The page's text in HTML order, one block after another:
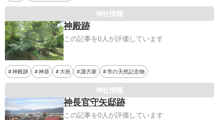
神社情報
神殿跡
この記事を0人が評価しています
神殿跡 神原 大祝 諏方家 市の天然記念物
神社情報
神長官守矢邸跡
この記事を0人が評価しています